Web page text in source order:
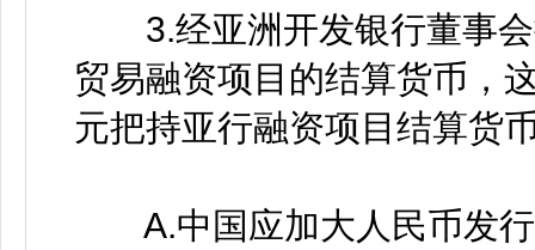
3.经亚洲开发银行董事会
贸易融资项目的结算货币，
元把持亚行融资项目结算货
A.中国应加大人民币发行